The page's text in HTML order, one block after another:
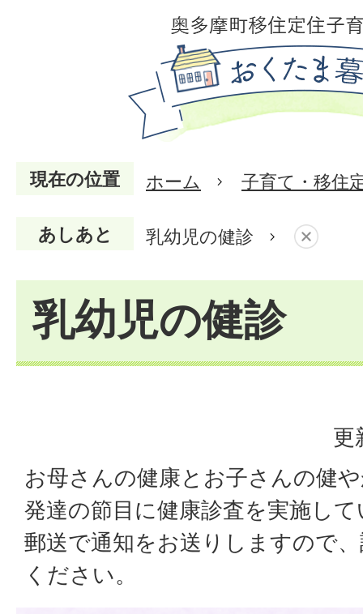
現在の位置 ホーム 子育て・移住
あしあと 乳幼児の健診
乳幼児の健診
更
お母さんの健康とお子さんの健
発達の節目に健康診査を実施し
郵送で通知をお送りしますので
ください。